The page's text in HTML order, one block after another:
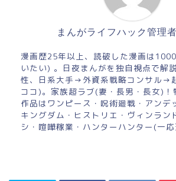
まんがライフハック管理
漫画歴25年以上、読破した漫画は
いたい) 。日夜まんがを独自視点で解
性、日系大手→外資系戦略コンサル→
ココ)。家族超ラブ(妻・長男・長女)！
作品はワンピース・呪術廻戦・アンデ
キングダム・ヒストリエ・ヴィンラン
シ・喧嘩稼業・ハンターハンター(一